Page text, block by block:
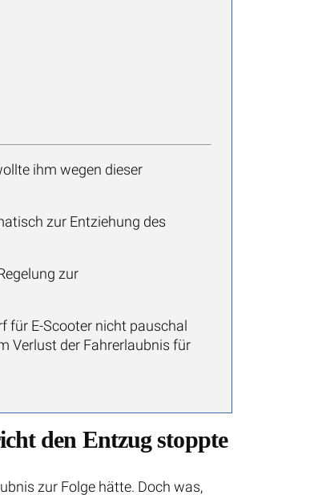
ihm wegen dieser
zur Entziehung des
zur
für E-Scooter nicht pauschal
Verlust der Fahrerlaubnis für
den Entzug stoppte
zur Folge hätte. Doch was,